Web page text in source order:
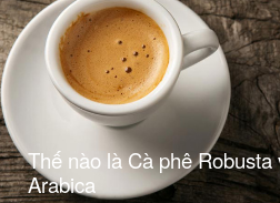
Thế nào là Cà phê Robusta
Arabica